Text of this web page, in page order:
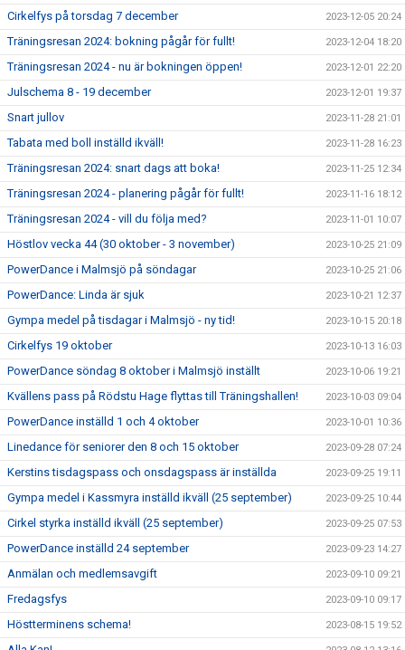
Cirkelfys på torsdag 7 december 2023-12-05 20:24
Träningsresan 2024: bokning pågår för fullt! 2023-12-04 18:20
Träningsresan 2024 - nu är bokningen öppen! 2023-12-01 22:20
Julschema 8 - 19 december 2023-12-01 19:37
Snart jullov 2023-11-28 21:01
Tabata med boll inställd ikväll! 2023-11-28 16:23
Träningsresan 2024: snart dags att boka! 2023-11-25 12:34
Träningsresan 2024 - planering pågår för fullt! 2023-11-16 18:12
Träningsresan 2024 - vill du följa med? 2023-11-01 10:07
Höstlov vecka 44 (30 oktober - 3 november) 2023-10-25 21:09
PowerDance i Malmsjö på söndagar 2023-10-25 21:06
PowerDance: Linda är sjuk 2023-10-21 12:37
Gympa medel på tisdagar i Malmsjö - ny tid! 2023-10-15 20:18
Cirkelfys 19 oktober 2023-10-13 16:03
PowerDance söndag 8 oktober i Malmsjö inställt 2023-10-06 19:21
Kvällens pass på Rödstu Hage flyttas till Träningshallen! 2023-10-03 09:04
PowerDance inställd 1 och 4 oktober 2023-10-01 10:36
Linedance för seniorer den 8 och 15 oktober 2023-09-28 07:24
Kerstins tisdagspass och onsdagspass är inställda 2023-09-25 19:11
Gympa medel i Kassmyra inställd ikväll (25 september) 2023-09-25 10:44
Cirkel styrka inställd ikväll (25 september) 2023-09-25 07:53
PowerDance inställd 24 september 2023-09-23 14:27
Anmälan och medlemsavgift 2023-09-10 09:21
Fredagsfys 2023-09-10 09:17
Höstterminens schema! 2023-08-15 19:52